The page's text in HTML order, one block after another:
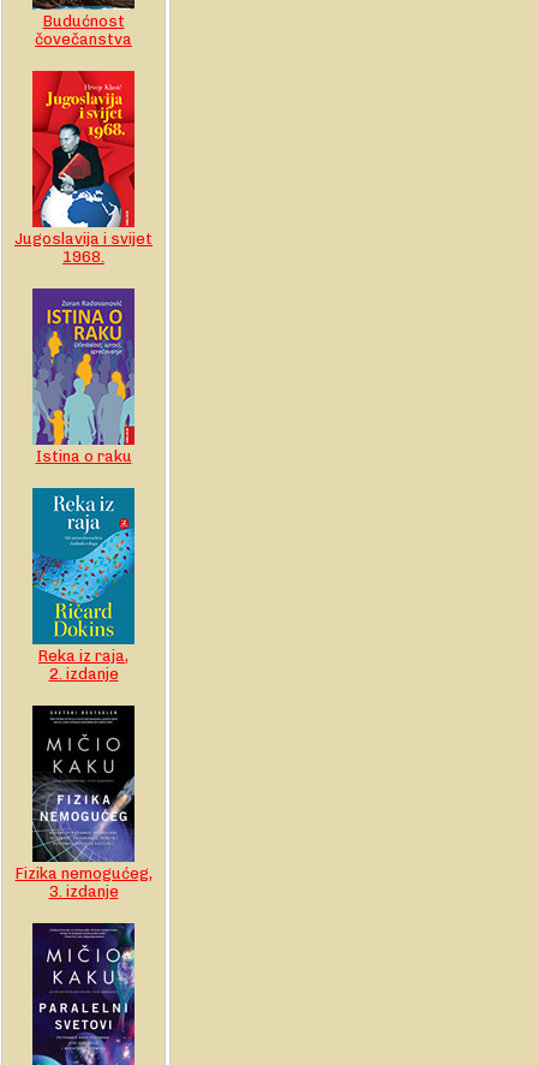
Budućnost
čovečanstva
Jugoslavija i svijet
1968.
Istina o raku
Reka iz raja,
2. izdanje
Fizika nemogućeg,
3. izdanje